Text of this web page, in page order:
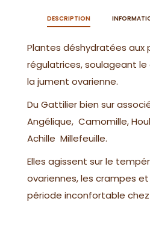
DESCRIPTION
Plantes déshydratées aux
régulatrices, soulageant
la jument ovarienne.
Du Gattilier bien sur
Angélique, Camomille,
Achille Millefeuille.
Elles agissent sur le
ovariennes, les crampes
période inconfortable